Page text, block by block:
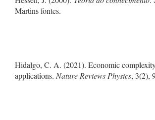
Martins fontes.
Hidalgo, C. A. (2021). Economic
applications. Nature Reviews Physics, 3(2),